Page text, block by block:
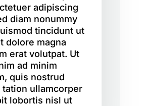
adipiscing
diam nonummy
tincidunt ut
dolore magna
erat volutpat. Ut
ad minim
quis nostrud
ullamcorper
lobortis nisl ut